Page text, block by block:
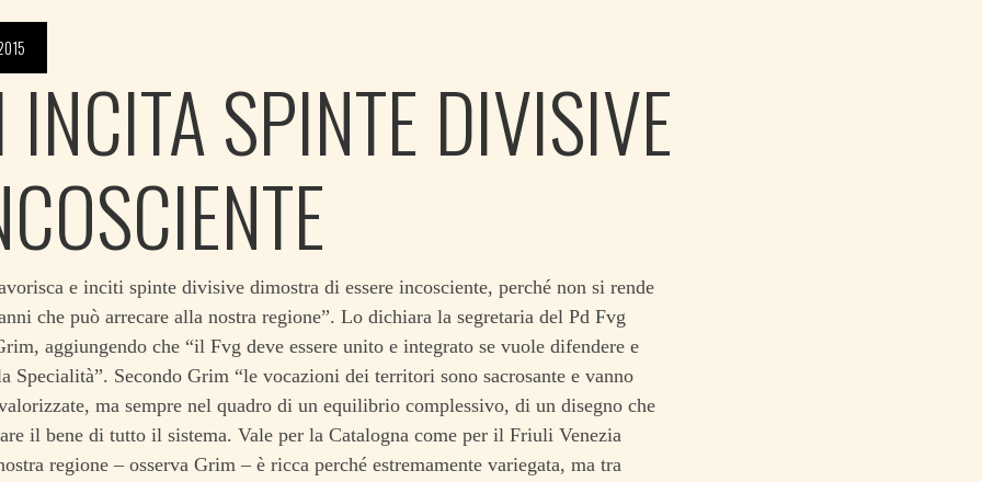
SPINTE DIVISIVE
e inciti spinte divisive dimostra di essere incosciente, perché non si rende
che può arrecare alla nostra regione”. Lo dichiara la segretaria del Pd Fvg
aggiungendo che “il Fvg deve essere unito e integrato se vuole difendere e
Specialità”. Secondo Grim “le vocazioni dei territori sono sacrosante e vanno
ma sempre nel quadro di un equilibrio complessivo, di un disegno che
il bene di tutto il sistema. Vale per la Catalogna come per il Friuli Venezia
regione – osserva Grim – è ricca perché estremamente variegata, ma tra